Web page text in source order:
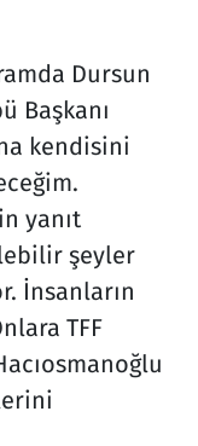
Dursun
Başkanı
kendisini
yanıt
şeyler
İnsanların
TFF